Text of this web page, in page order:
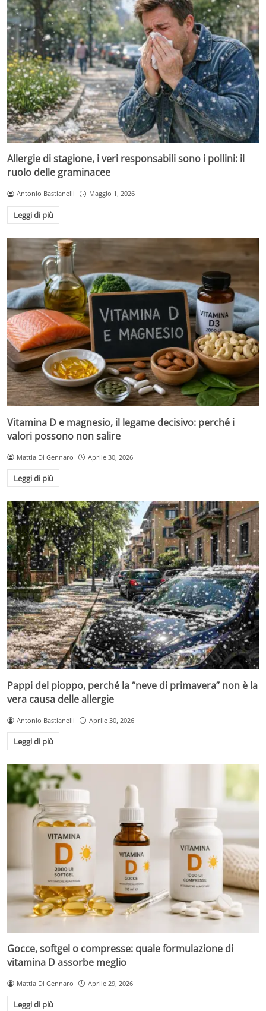
Allergie di stagione, i veri responsabili sono i pollini: il
ruolo delle graminacee
Antonio Bastianelli Maggio 1, 2026
Leggi di più
Vitamina D e magnesio, il legame decisivo: perché i
valori possono non salire
Mattia Di Gennaro Aprile 30, 2026
Leggi di più
Pappi del pioppo, perché la “neve di primavera” non è la
vera causa delle allergie
Antonio Bastianelli Aprile 30, 2026
Leggi di più
Gocce, softgel o compresse: quale formulazione di
vitamina D assorbe meglio
Mattia Di Gennaro Aprile 29, 2026
Leggi di più